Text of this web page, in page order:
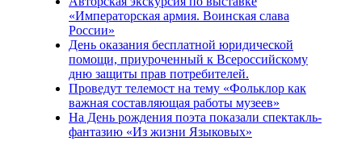
«Императорская армия. Воинская слава
России»
День оказания бесплатной юридической
помощи, приуроченный к Всероссийскому
дню защиты прав потребителей.
Проведут телемост на тему «Фольклор как
важная составляющая работы музеев»
На День рождения поэта показали спектакль-
фантазию «Из жизни Языковых»